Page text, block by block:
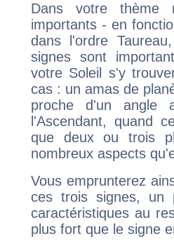
Dans votre thème
importants - en
dans l'ordre
signes sont
votre Soleil s'y
cas : un amas de
proche d'un
l'Ascendant, quand
que deux ou trois
nombreux aspects
Vous emprunterez
ces trois signes, un
caractéristiques au
plus fort que le signe